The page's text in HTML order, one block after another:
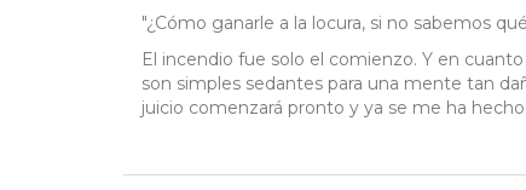
"¿Cómo ganarle a la locura, si no sabemos
El incendio fue solo el comienzo. Y en
son simples sedantes para una mente tan
juicio comenzará pronto y ya se me ha hecho